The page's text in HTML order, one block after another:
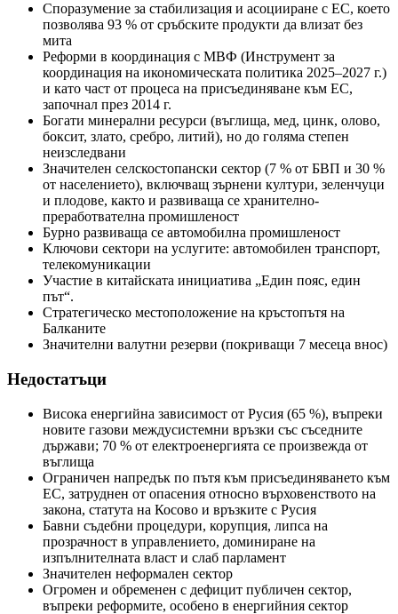
Споразумение за стабилизация и асоцииране с ЕС, което
позволява 93 % от сръбските продукти да влизат без
мита
Реформи в координация с МВФ (Инструмент за
координация на икономическата политика 2025–2027 г.)
и като част от процеса на присъединяване към ЕС,
започнал през 2014 г.
Богати минерални ресурси (въглища, мед, цинк, олово,
боксит, злато, сребро, литий), но до голяма степен
неизследвани
Значителен селскостопански сектор (7 % от БВП и 30 %
от населението), включващ зърнени култури, зеленчуци
и плодове, както и развиваща се хранително-
преработвателна промишленост
Бурно развиваща се автомобилна промишленост
Ключови сектори на услугите: автомобилен транспорт,
телекомуникации
Участие в китайската инициатива „Един пояс, един
път“.
Стратегическо местоположение на кръстопътя на
Балканите
Значителни валутни резерви (покриващи 7 месеца внос)
Недостатъци
Висока енергийна зависимост от Русия (65 %), въпреки
новите газови междусистемни връзки със съседните
държави; 70 % от електроенергията се произвежда от
въглища
Ограничен напредък по пътя към присъединяването към
ЕС, затруднен от опасения относно върховенството на
закона, статута на Косово и връзките с Русия
Бавни съдебни процедури, корупция, липса на
прозрачност в управлението, доминиране на
изпълнителната власт и слаб парламент
Значителен неформален сектор
Огромен и обременен с дефицит публичен сектор,
въпреки реформите, особено в енергийния сектор